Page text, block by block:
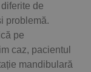
de
problemă.
pe
caz, pacientul
mandibulară